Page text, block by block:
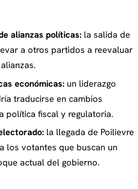
alianzas políticas:la salida de
a otros partidos a reevaluar
económicas:un liderazgo
traducirse en cambios
política fiscal y regulatoria.
la llegada de Poilievre
los votantes que buscan un
actual del gobierno.